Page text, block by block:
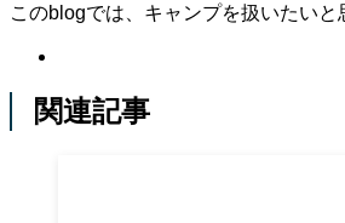
このblogでは、キャンプを扱いたいと
関連記事